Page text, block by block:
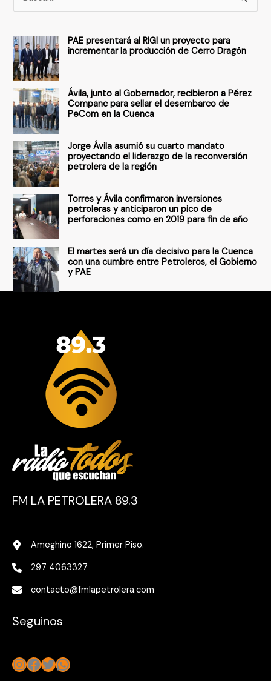
u
c
a
r
o
r
:
PAE presentará al RIGI un proyecto para
incrementar la producción de Cerro Dragón
Ávila, junto al Gobernador, recibieron a Pérez
Companc para sellar el desembarco de
PeCom en la Cuenca
Jorge Ávila asumió su cuarto mandato
proyectando el liderazgo de la reconversión
petrolera de la región
Torres y Ávila confirmaron inversiones
petroleras y anticiparon un pico de
perforaciones como en 2019 para fin de año
El martes será un día decisivo para la Cuenca
con una cumbre entre Petroleros, el Gobierno
y PAE
FM LA PETROLERA 89.3
Ameghino 1622, Primer Piso.
297 4063327
contacto@fmlapetrolera.com
Seguinos
Instagram
Facebook
Twitter
WhatsApp